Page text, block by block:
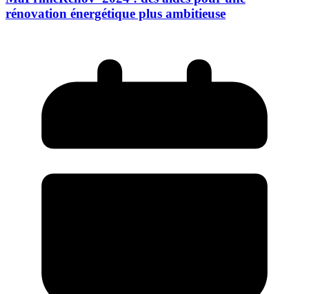
rénovation énergétique plus ambitieuse